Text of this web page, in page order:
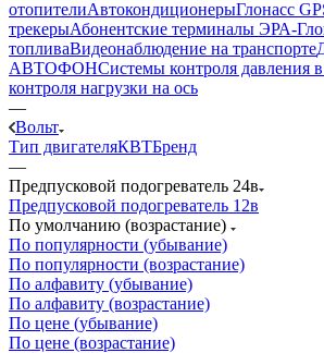
отопителиАвтокондиционерыГлонасс
трекерыАбонентские терминалы ЭРА-
топливаВидеонаблюдение на транспорте
АВТОФОНСистемы контроля давления
контроля нагрузки на ось
—
Вольт
Тип двигателяКВТБренд
—
Предпусковой подогреватель 24в
Предпусковой подогреватель 12в
По умолчанию (возрастание)
По популярности (убывание)
По популярности (возрастание)
По алфавиту (убывание)
По алфавиту (возрастание)
По цене (убывание)
По цене (возрастание)